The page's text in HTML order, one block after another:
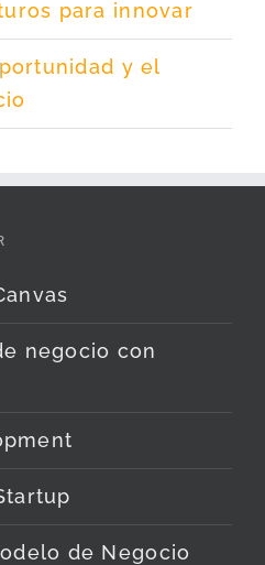
para innovar
y el
negocio con
de Negocio